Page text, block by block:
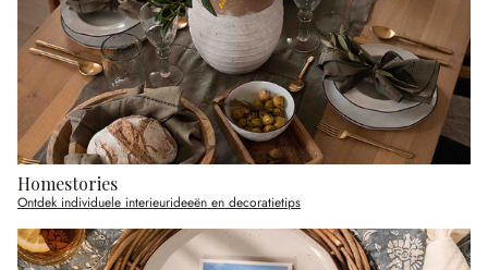
Homestories
Ontdek individuele interieurideeën en decoratietips